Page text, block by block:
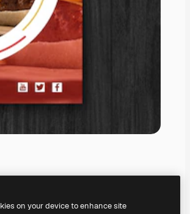
on your device to enhance site